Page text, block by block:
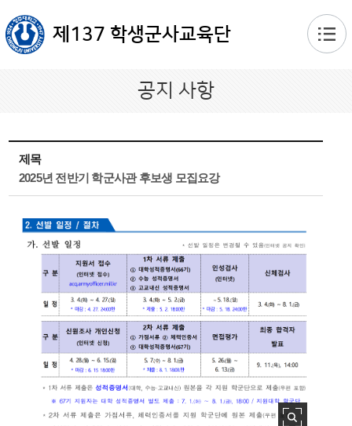
제137 학생군사교육단
공지 사항
제목
2025년 전반기 학군사관 후보생 모집요강